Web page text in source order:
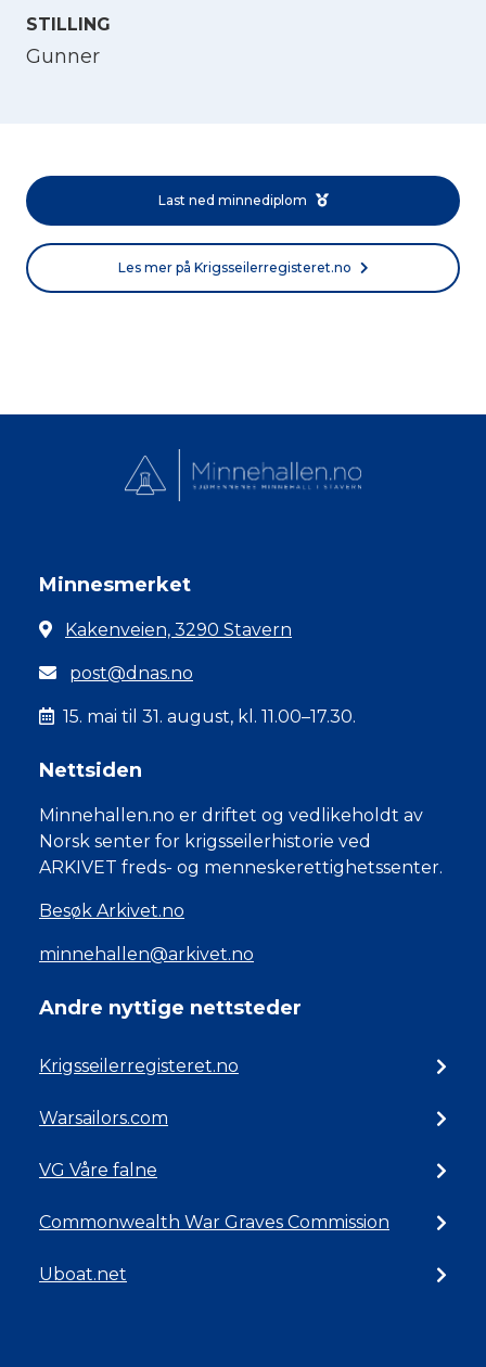
STILLING
Gunner
Last ned minnediplom
Les mer på Krigsseilerregisteret.no
Minnesmerket
Kakenveien, 3290 Stavern
post@dnas.no
15. mai til 31. august, kl. 11.00–17.30.
Nettsiden
Minnehallen.no er driftet og vedlikeholdt av
Norsk senter for krigsseilerhistorie ved
ARKIVET freds- og menneskerettighetssenter.
Besøk Arkivet.no
minnehallen@arkivet.no
Andre nyttige nettsteder
Krigsseilerregisteret.no
Warsailors.com
VG Våre falne
Commonwealth War Graves Commission
Uboat.net